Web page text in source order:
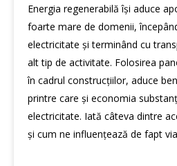
Energia regenerabilă își aduce
foarte mare de domenii,
electricitate și terminând cu
alt tip de activitate. Folosirea
în cadrul construcțiilor, aduce
printre care și economia
electricitate. Iată câteva dintre
și cum ne influențează de fapt